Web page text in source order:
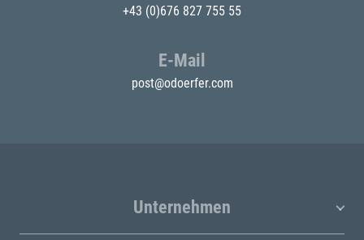
+43 (0)676 827 755 55
E-Mail
post@odoerfer.com
Unternehmen